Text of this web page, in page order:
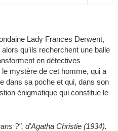
Lady Frances Derwent,
qu'ils recherchent une balle
en détectives
mystère de cet homme, qui a
dans sa poche et qui, dans son
énigmatique qui constitue le
?", d'Agatha Christie (1934).